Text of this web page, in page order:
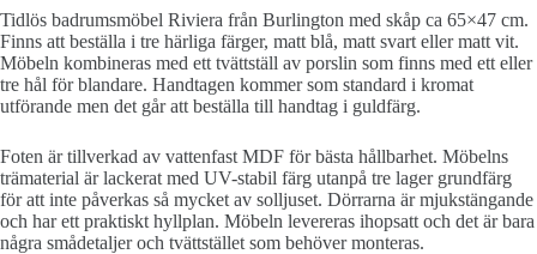
Tidlös badrumsmöbel Riviera från Burlington med skåp ca 65×47 cm.
Finns att beställa i tre härliga färger, matt blå, matt svart eller matt vit.
Möbeln kombineras med ett tvättställ av porslin som finns med ett eller
tre hål för blandare. Handtagen kommer som standard i kromat
utförande men det går att beställa till handtag i guldfärg.
Foten är tillverkad av vattenfast MDF för bästa hållbarhet. Möbelns
trämaterial är lackerat med UV-stabil färg utanpå tre lager grundfärg
för att inte påverkas så mycket av solljuset. Dörrarna är mjukstängande
och har ett praktiskt hyllplan. Möbeln levereras ihopsatt och det är bara
några smådetaljer och tvättstället som behöver monteras.